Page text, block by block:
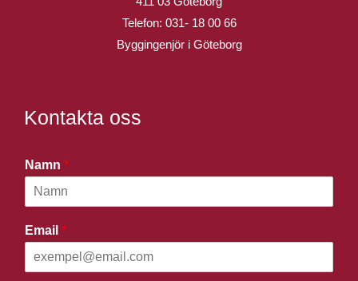
Telefon: 031- 18 00 66
Byggingenjör i Göteborg
Kontakta oss
Namn *
Email *